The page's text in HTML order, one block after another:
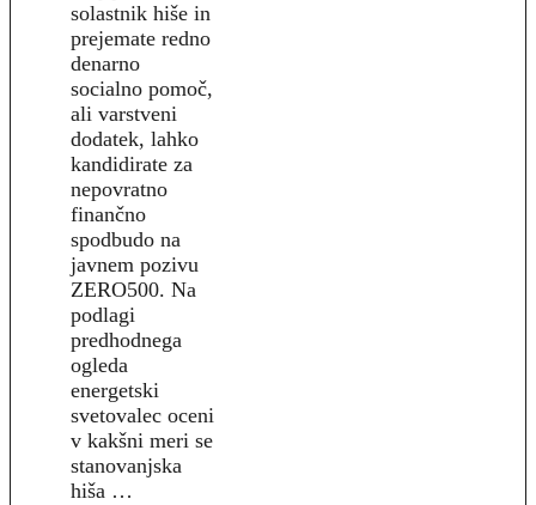
solastnik hiše in
prejemate redno
denarno
socialno pomoč,
ali varstveni
dodatek, lahko
kandidirate za
nepovratno
finančno
spodbudo na
javnem pozivu
ZERO500. Na
podlagi
predhodnega
ogleda
energetski
svetovalec oceni
v kakšni meri se
stanovanjska
hiša …